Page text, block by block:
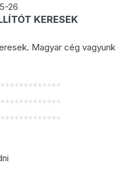
26
KERESEK
Magyar cég vagyunk